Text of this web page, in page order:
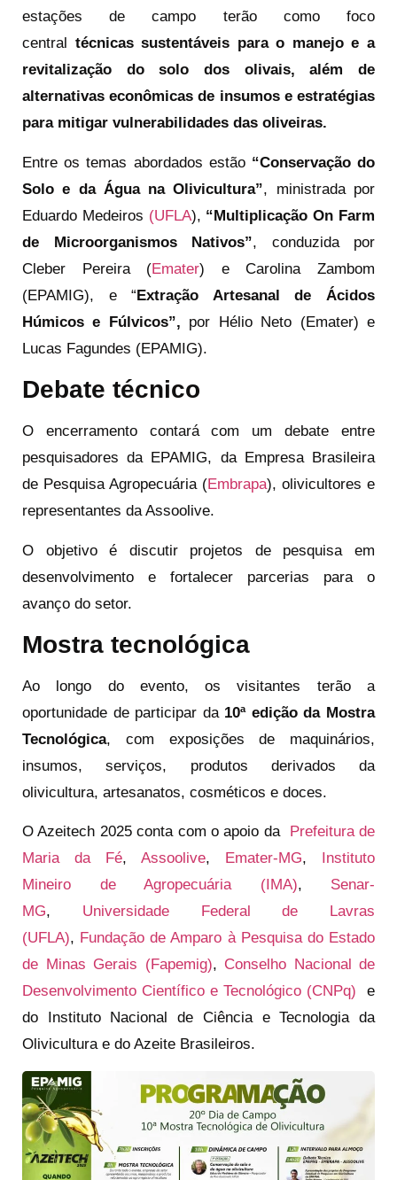
estações de campo terão como foco
central
técnicas sustentáveis para o manejo e a
revitalização do solo dos olivais,
além de
alternativas econômicas de insumos e estratégias
para mitigar vulnerabilidades das oliveiras.
Entre os temas abordados estão “Conservação do
Solo e da Água na Olivicultura”, ministrada por
Eduardo Medeiros (UFLA), “Multiplicação On Farm
de Microorganismos Nativos”, conduzida por
Cleber Pereira (Emater) e Carolina Zambom
(EPAMIG), e “Extração Artesanal de Ácidos
Húmicos e Fúlvicos”, por Hélio Neto (Emater) e
Lucas Fagundes (EPAMIG).
Debate técnico
O encerramento contará com um debate entre
pesquisadores da EPAMIG, da Empresa Brasileira
de Pesquisa Agropecuária (Embrapa), olivicultores e
representantes da Assoolive.
O objetivo é discutir projetos de pesquisa em
desenvolvimento e fortalecer parcerias para o
avanço do setor.
Mostra tecnológica
Ao longo do evento, os visitantes terão a
oportunidade de participar da 10ª edição da Mostra
Tecnológica, com exposições de maquinários,
insumos, serviços, produtos derivados da
olivicultura, artesanatos, cosméticos e doces.
O Azeitech 2025 conta com o apoio da
Prefeitura de
Maria da Fé,Assoolive, Emater-MG,
Instituto
Mineiro de Agropecuária (IMA), Senar-
MG, Universidade Federal de Lavras
(UFLA), Fundação de Amparo à Pesquisa do Estado
de Minas Gerais (Fapemig), Conselho Nacional de
Desenvolvimento Científico e Tecnológico (CNPq)
e
do Instituto Nacional de Ciência e Tecnologia da
Olivicultura e do Azeite Brasileiros.